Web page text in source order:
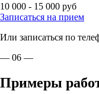
10 000 - 15 000 руб
Записаться на прием
Или записаться по
— 06 —
Примеры